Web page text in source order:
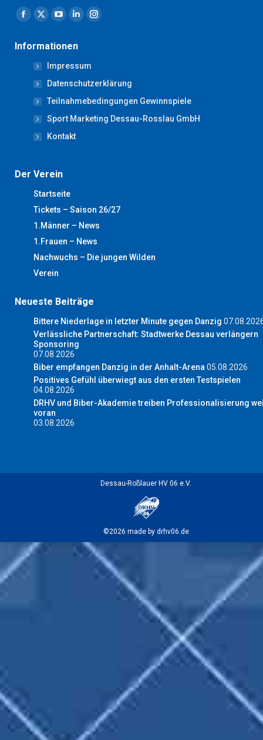
Finden Sie uns auf:
Facebook
opens
new
window
X
opens
in
new
window
YouTube
opens
in
new
window
Linkedin
opens
in
new
window
Instagram
new
window
Informationen
Impressum
Datenschutzerklärung
Teilnahmebedingungen Gewinnspiele
Sport Marketing Dessau-Rosslau GmbH
Kontakt
Der Verein
Startseite
Tickets – Saison 26/27
1.Männer – News
1.Frauen – News
Nachwuchs – Die jungen Wilden
Verein
Neueste Beiträge
Bittere Niederlage in letzter Minute gegen Danzig
Verlässliche Partnerschaft: Stadtwerke Dessau verlängern
Sponsoring
07.08.2026
Biber empfangen Danzig in der Anhalt-Arena05.08.2026
Positives Gefühl überwiegt aus den ersten Testspielen
04.08.2026
DRHV und Biber-Akademie treiben Professionalisierung
voran
03.08.2026
Dessau-Roßlauer HV 06 e.V.
©2026 made by drhv06.de